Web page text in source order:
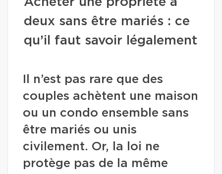
deux sans être mariés : ce
qu’il faut savoir légalement
Il n’est pas rare que des
couples achètent une maison
ou un condo ensemble sans
être mariés ou unis
civilement. Or, la loi ne
protège pas de la même